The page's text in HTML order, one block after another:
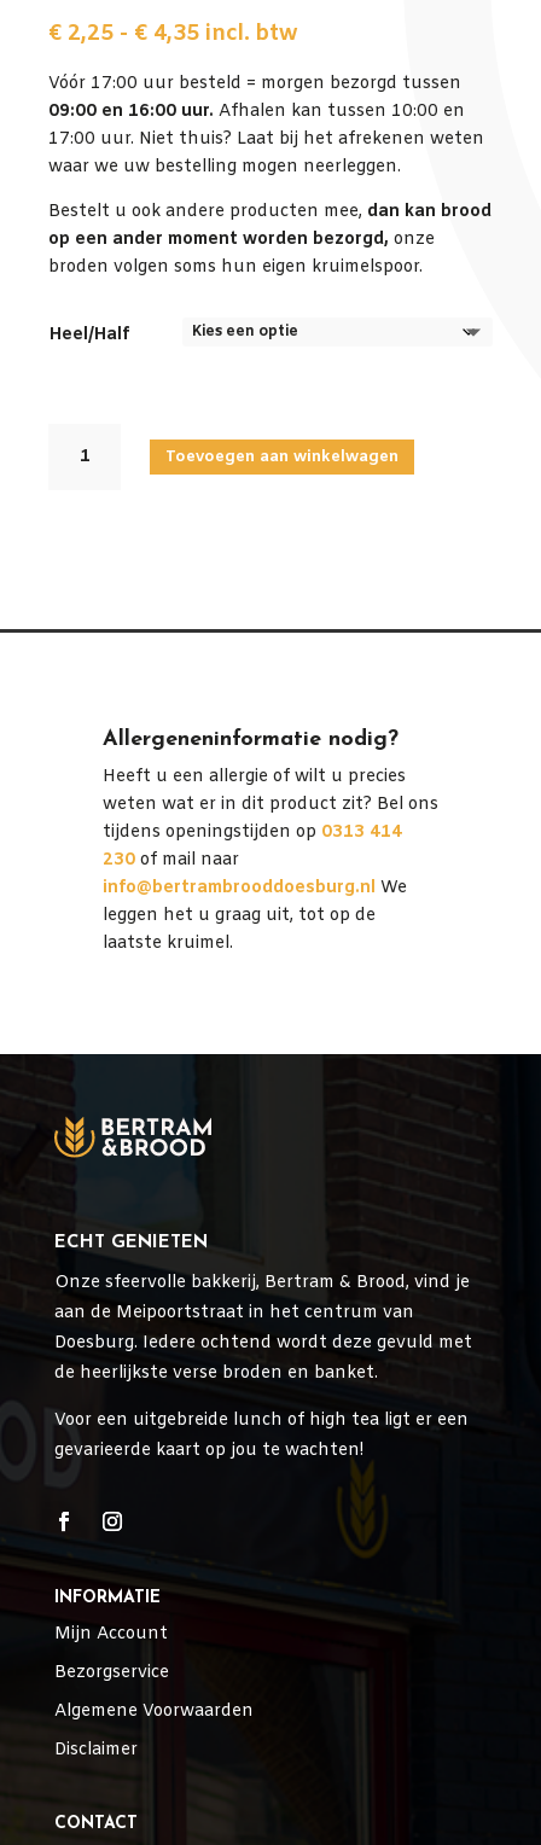
€ 2,25 - € 4,35Prijsklasse: € 2,25 tot € 4,35
incl. btw
Vóór 17:00 uur besteld = morgen bezorgd tussen
09:00 en 16:00 uur. Afhalen kan tussen 10:00 en
17:00 uur. Niet thuis? Laat bij het afrekenen weten
waar we uw bestelling mogen neerleggen.
Bestelt u ook andere producten mee, dan kan brood
op een ander moment worden bezorgd, onze
broden volgen soms hun eigen kruimelspoor.
Heel/Half
DONKER
Toevoegen aan winkelwagen
Allergeneninformatie nodig?
Heeft u een allergie of wilt u precies
weten wat er in dit product zit? Bel ons
tijdens openingstijden op 0313 414
230of mail naar
info@bertrambrooddoesburg.nl We
leggen het u graag uit, tot op de
laatste kruimel.
ECHT GENIETEN
Onze sfeervolle bakkerij, Bertram & Brood, vind je
aan de Meipoortstraat in het centrum van
Doesburg. Iedere ochtend wordt deze gevuld met
de heerlijkste verse broden en banket.
Voor een uitgebreide lunch of high tea ligt er een
gevarieerde kaart op jou te wachten!
INFORMATIE
Mijn Account
Bezorgservice
Algemene Voorwaarden
Disclaimer
CONTACT